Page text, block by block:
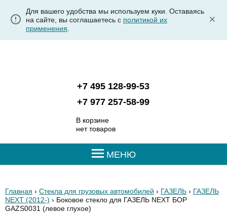
Для вашего удобства мы используем куки. Оставаясь
на сайте, вы соглашаетесь с политикой их
применения
+7 495 128-99-53
+7 977 257-58-99
В корзине
нет товаров
МЕНЮ
Главная › Стекла для грузовых автомобилей › ГАЗЕЛЬ › ГАЗЕЛЬ
NEXT (2012-) › Боковое стекло для ГАЗЕЛЬ NEXT БОР
GAZS0031 (левое глухое)